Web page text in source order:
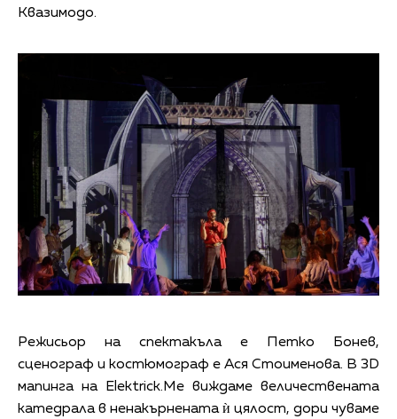
Квазимодо.
Режисьор на спектакъла е Петко Бонев,
сценограф и костюмограф е Ася Стоименова. В 3D
мапинга на Elektrick.Me виждаме величествената
катедрала в ненакърнената ѝ цялост, дори чуваме